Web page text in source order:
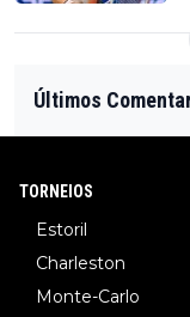
Últimos
TORNEIOS
Estoril
Charleston
Monte-Carlo